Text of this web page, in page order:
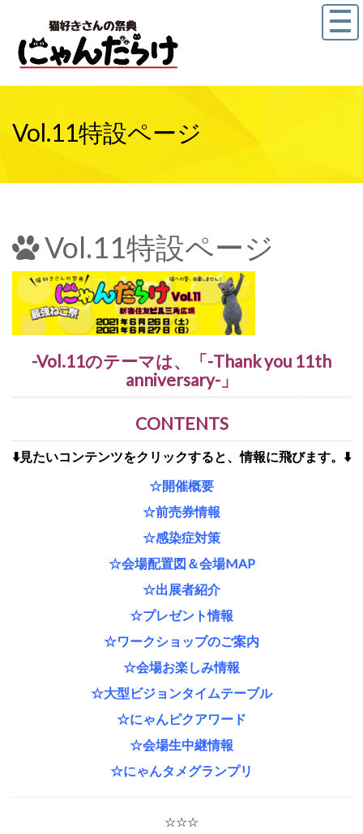
Vol.11特設ページ
Vol.11特設ページ
-Vol.11のテーマは、「-Thank you 11th
anniversary-」
CONTENTS
⬇️見たいコンテンツをクリックすると、情報に飛びます。⬇️
☆開催概要
☆前売券情報
☆感染症対策
☆会場配置図＆会場MAP
☆出展者紹介
☆プレゼント情報
☆ワークショップのご案内
☆会場お楽しみ情報
☆大型ビジョンタイムテーブル
☆にゃんピクアワード
☆会場生中継情報
☆にゃんタメグランプリ
☆☆☆